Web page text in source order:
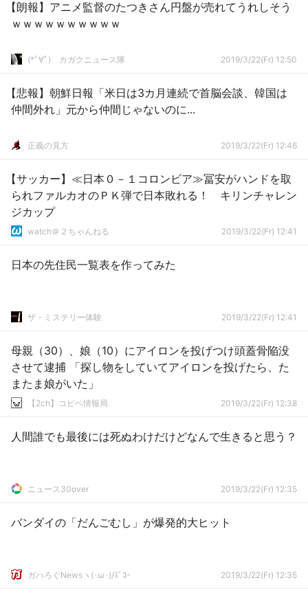
【朗報】アニメ監督のたつきさん円盤が売れてうれしそう
ｗｗｗｗｗｗｗｗｗｗ
(*ﾟ∀ﾟ)ゞカガクニュース隊 2019/3/22(Fr) 12:50
【悲報】朝鮮日報「米日は3カ月連続で首脳会談、韓国は
仲間外れ」元から仲間じゃないのに...
正義の見方 2019/3/22(Fr) 12:46
【サッカー】≪日本０－１コロンビア≫冨安がハンドを取
られファルカオのＰＫ弾で日本敗れる！ キリンチャレン
ジカップ
watch＠２ちゃんねる 2019/3/22(Fr) 12:41
日本の先住民一覧表を作ってみた
ザ・ミステリー体験 2019/3/22(Fr) 12:41
母親（30）、娘（10）にアイロンを投げつけ頭蓋骨陥没
させて逮捕 「探し物をしていてアイロンを投げたら、た
またま娘がいた」
【2ch】コピペ情報局 2019/3/22(Fr) 12:38
人間誰でも最後には死ぬわけだけどなんで生きると思う？
ニュース30over 2019/3/22(Fr) 12:35
バンダイの「だんごむし」が爆発的大ヒット
ガハろぐNewsヽ(･ω･)/ｽﾞｺｰ 2019/3/22(Fr) 12:35